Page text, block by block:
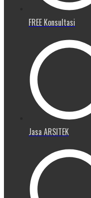
FREE Konsultasi
Jasa ARSITEK